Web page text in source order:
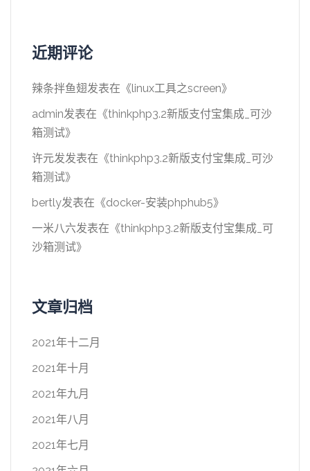
近期评论
辣条拌鱼翅发表在《linux工具之screen》
admin发表在《thinkphp3.2新版支付宝集成_可沙
箱测试》
许元发发表在《thinkphp3.2新版支付宝集成_可沙
箱测试》
bertly发表在《docker-安装phphub5》
一米八六发表在《thinkphp3.2新版支付宝集成_可
沙箱测试》
文章归档
2021年十二月
2021年十月
2021年九月
2021年八月
2021年七月